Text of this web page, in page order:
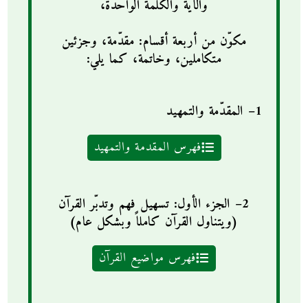
والآية والكلمة الواحدة،
مكوّن من أربعة أقسام: مقدّمة، وجزئين
متكاملين، وخاتمة، كما يلي:
1– المقدّمة والتمهيد
فهرس المقدمة والتمهيد
2– الجزء الأول: تسهيل فهم وتدبّر القرآن
(ويتناول القرآن كاملاً وبشكل عام)
فهرس مواضيع القرآن